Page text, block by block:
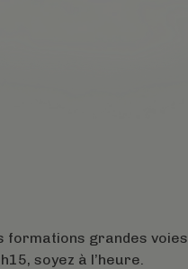
formations grandes voies
soyez à l’heure.